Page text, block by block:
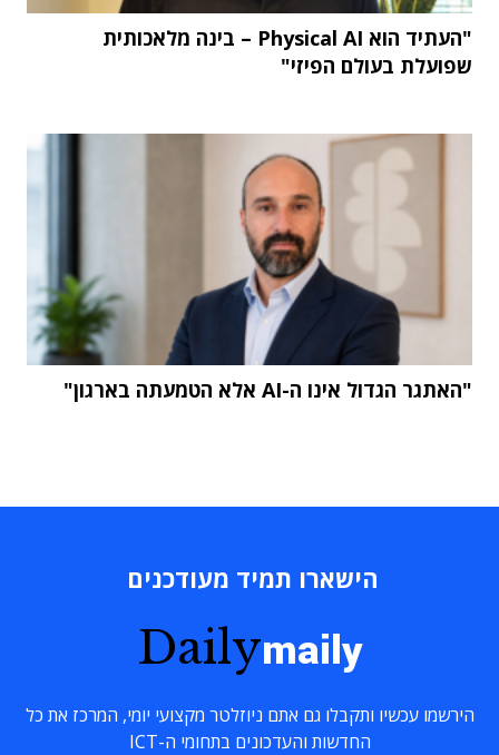
"העתיד הוא Physical AI – בינה מלאכותית
שפועלת בעולם הפיזי"
"האתגר הגדול אינו ה-AI אלא הטמעתה בארגון"
הישארו תמיד מעודכנים
Dailymaily
הירשמו עכשיו ותקבלו גם אתם ניוזלטר מקצועי יומי, המרכז את כל
החדשות והעדכונים בתחומי ה-ICT